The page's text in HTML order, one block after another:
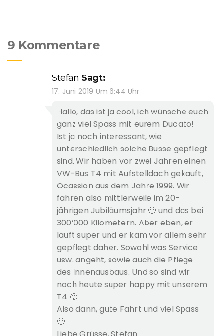
9 Kommentare
Stefan Sagt:
17. Juni 2019 Um 6:44 Uhr
Hallo, das ist ja cool, ich wünsche euch
ganz viel Spass mit eurem Ducato!
Ist ja noch interessant, wie
unterschiedlich solche Busse gepflegt
sind. Wir haben vor zwei Jahren einen
VW-Bus T4 mit Aufstelldach gekauft,
Ocassion aus dem Jahre 1999. Wir
fahren also mittlerweile im 20-
jährigen Jubiläumsjahr 🙂 und das bei
300’000 Kilometern. Aber eben, er
läuft super und er kam vor allem sehr
gepflegt daher. Sowohl was Service
usw. angeht, sowie auch die Pflege
des Innenausbaus. Und so sind wir
noch heute super happy mit unserem
T4 🙂
Also dann, gute Fahrt und viel Spass
🙂